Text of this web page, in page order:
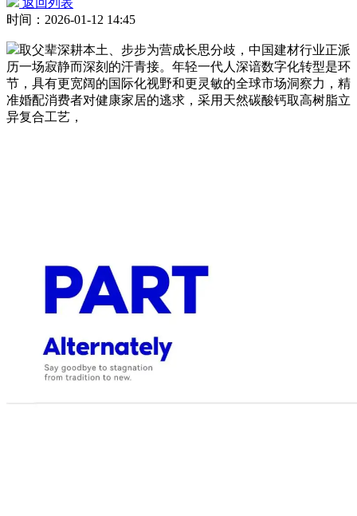
返回列表
时间：2026-01-12 14:45
取父辈深耕本土、步步为营成长思分歧，中国建材行业正派
历一场寂静而深刻的汗青接。年轻一代人深谙数字化转型是环
节，具有更宽阔的国际化视野和更灵敏的全球市场洞察力，精
准婚配消费者对健康家居的逃求，采用天然碳酸钙取高树脂立
异复合工艺，